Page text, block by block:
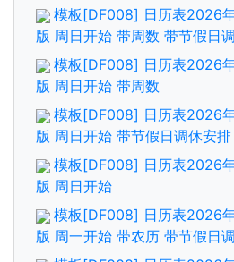
模板[DF008] 日历表2026
版 周日开始 带周数 带节假日
模板[DF008] 日历表2026
版 周日开始 带周数
模板[DF008] 日历表2026
版 周日开始 带节假日调休安排
模板[DF008] 日历表2026
版 周日开始
模板[DF008] 日历表2026
版 周一开始 带农历 带节假日